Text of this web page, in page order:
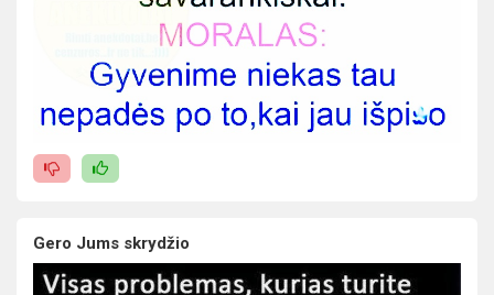
Gero Jums skrydžio